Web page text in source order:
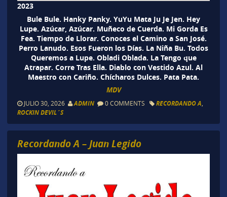
2023
Bule Bule. Hanky Panky. YuYu Mata Ju Je Jen. Hey
Lupe. Azúcar, Azúcar. Muñeco de Cuerda. Mi Gorda Es
Fea. Tiempo de Llorar. Conoces el Camino a San José.
Perro Lanudo. Esos Fueron los Días. La Niña Bu. Todos
Queremos a Lupe. Obladi Oblada. La Tengo que
Atrapar. Corre Tras Ella. Diablo con Vestido Azul. Al
Maestro con Cariño. Chícharos Dulces. Pata Pata.
MDV
JULIO 30, 2026 ADMIN 0 COMMENTS RECORDANDO A,
ROCKIN DEVIL´S
Recordando A – Juan Legido